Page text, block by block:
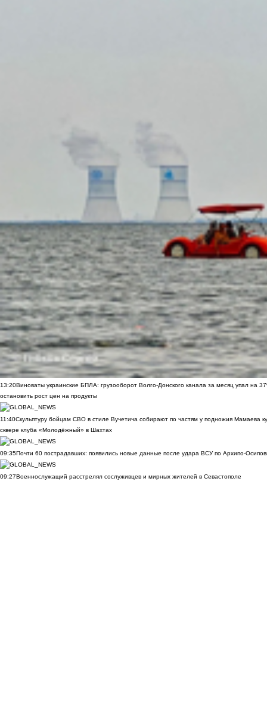
13:20Виноваты украинские БПЛА: грузооборот Волго-Донского канала за месяц упал на
остановить рост цен на продукты
11:40Скульптуру бойцам СВО в стиле Вучетича собирают по частям у подножия Мамаева
сквере клуба «Молодёжный» в Шахтах
09:35Почти 60 пострадавших: появились новые данные после удара ВСУ по Архипо-
09:27Военнослужащий расстрелял сослуживцев и мирных жителей в Севастополе